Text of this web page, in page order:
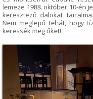
lemeze 1988. október 10-én
keresztező dalokat
Nem meglepő tehát, hogy
keressék meg őket!